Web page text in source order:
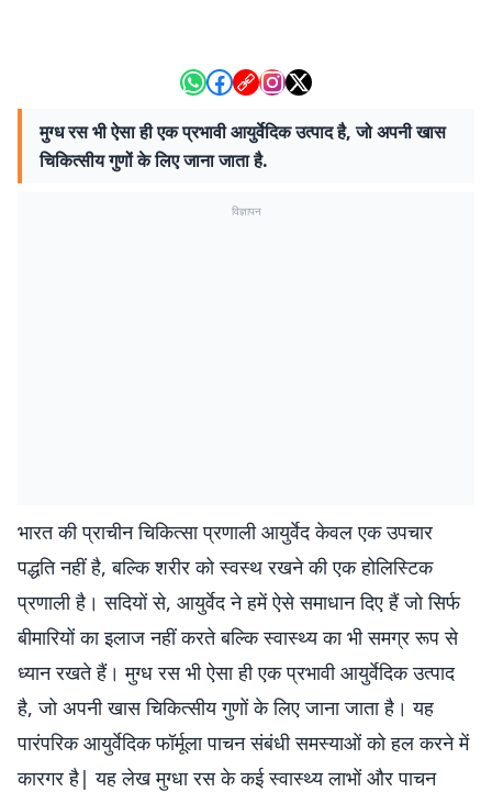
मुग्ध रस भी ऐसा ही एक प्रभावी आयुर्वेदिक उत्पाद है, जो अपनी खास
चिकित्सीय गुणों के लिए जाना जाता है.
विज्ञापन
भारत की प्राचीन चिकित्सा प्रणाली आयुर्वेद केवल एक उपचार
पद्धति नहीं है, बल्कि शरीर को स्वस्थ रखने की एक होलिस्टिक
प्रणाली है। सदियों से, आयुर्वेद ने हमें ऐसे समाधान दिए हैं जो सिर्फ
बीमारियों का इलाज नहीं करते बल्कि स्वास्थ्य का भी समग्र रूप से
ध्यान रखते हैं। मुग्ध रस भी ऐसा ही एक प्रभावी आयुर्वेदिक उत्पाद
है, जो अपनी खास चिकित्सीय गुणों के लिए जाना जाता है। यह
पारंपरिक आयुर्वेदिक फॉर्मूला पाचन संबंधी समस्याओं को हल करने में
कारगर है| यह लेख मुग्धा रस के कई स्वास्थ्य लाभों और पाचन